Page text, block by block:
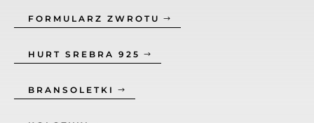
FORMULARZ ZWROTU
HURT SREBRA 925
BRANSOLETKI